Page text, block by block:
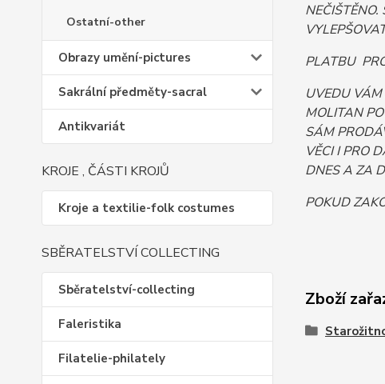
Ostatní-other
Obrazy umění-pictures
Sakrální předměty-sacral
Antikvariát
KROJE , ČÁSTI KROJŮ
Kroje a textilie-folk costumes
SBĚRATELSTVÍ COLLECTING
Sběratelství-collecting
Faleristika
Filatelie-philately
PLATBU
UVEDU
MOLITAN
SÁM
VĚCI I PRO
DNES A ZA
POKUD
Zboží